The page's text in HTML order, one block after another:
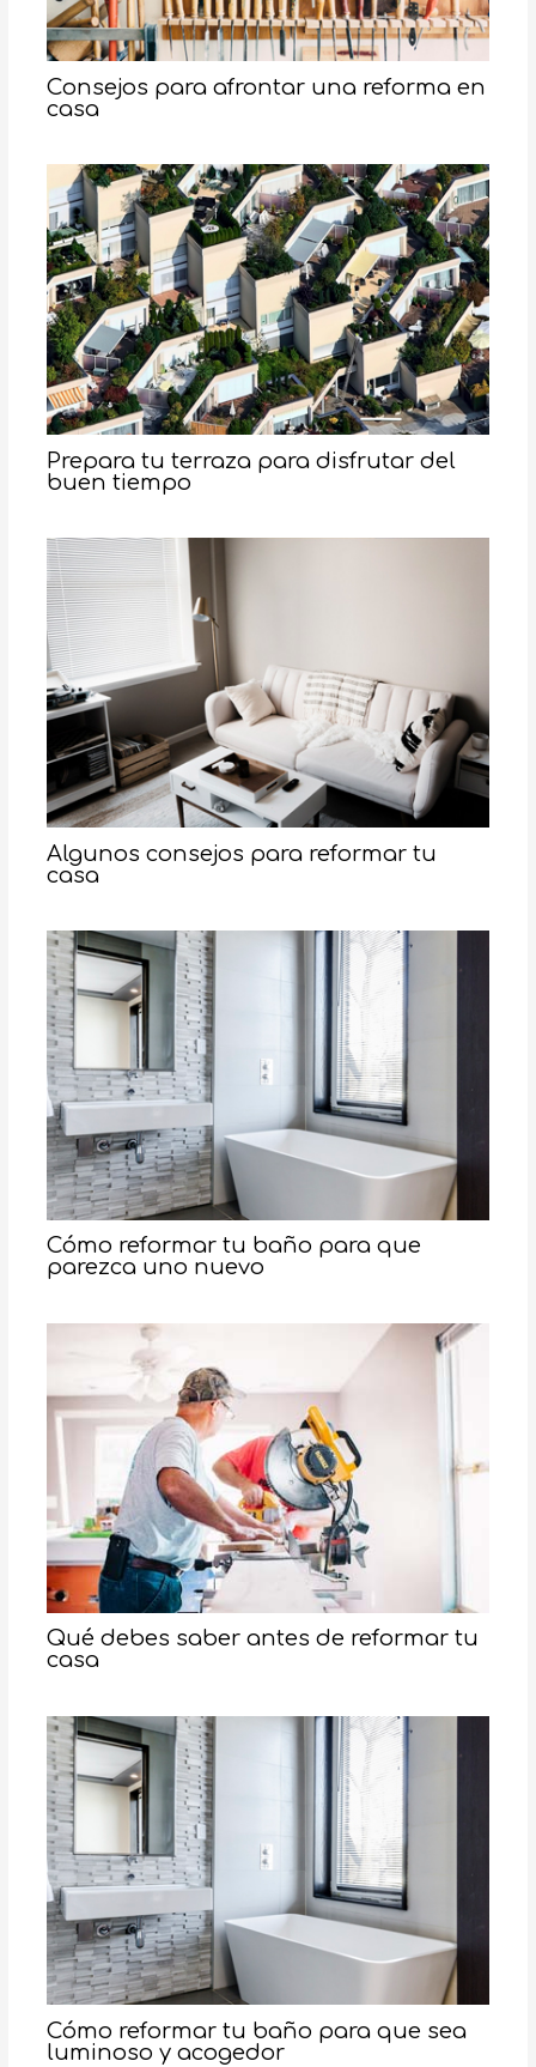
Consejos para afrontar una reforma en
casa
Prepara tu terraza para disfrutar del
buen tiempo
Algunos consejos para reformar tu
casa
Cómo reformar tu baño para que
parezca uno nuevo
Qué debes saber antes de reformar tu
casa
Cómo reformar tu baño para que sea
luminoso y acogedor